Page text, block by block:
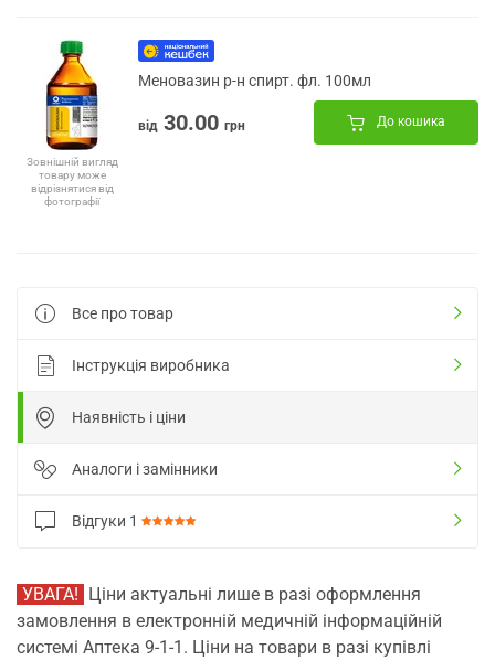
Зовнішній вигляд
товару може
відрізнятися від
фотографії
Меновазин р-н спирт. фл. 100мл
від 30.00 грн До кошика
Все про товар
Інструкція виробника
Наявність і ціни
Аналоги і замінники
Відгуки 1
УВАГА! Ціни актуальні лише в разі оформлення
замовлення в електронній медичній інформаційній
системі Аптека 9-1-1. Ціни на товари в разі купівлі